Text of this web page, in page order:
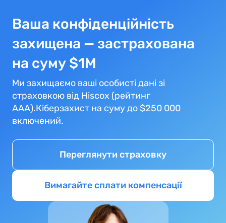
Ваша конфіденційність
захищена — застрахована
на суму $1М
Ми захищаємо ваші особисті дані зі
страховкою від Hiscox (рейтинг
AAA).Кіберзахист на суму до $250 000
включений.
Переглянути страховку
Вимагайте сплати компенсації